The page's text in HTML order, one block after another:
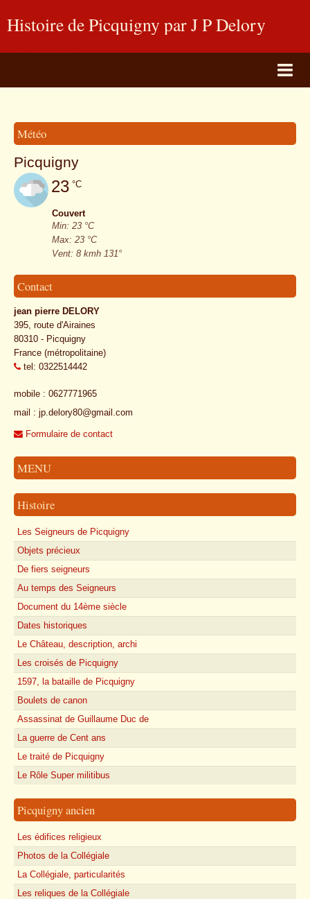
Histoire de Picquigny par J P Delory
Album Photos
Contact
Météo
Picquigny
23 °C
Couvert
Min: 23 °C
Max: 23 °C
Vent: 8 kmh 131°
Contact
jean pierre DELORY
395, route d'Airaines
80310 - Picquigny
France (métropolitaine)
tel: 0322514442
mobile : 0627771965
mail : jp.delory80@gmail.com
Formulaire de contact
MENU
Histoire
Les Seigneurs de Picquigny
Objets précieux
De fiers seigneurs
Au temps des Seigneurs
Document du 14ème siècle
Dates historiques
Le Château, description, archi
Les croisés de Picquigny
1597, la bataille de Picquigny
Boulets de canon
Assassinat de Guillaume Duc de
La guerre de Cent ans
Le traité de Picquigny
Le Rôle Super militibus
Picquigny ancien
Les édifices religieux
Photos de la Collégiale
La Collégiale, particularités
Les reliques de la Collégiale